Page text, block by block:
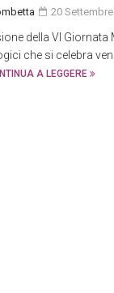
20
della VI Giornata
che si celebra
A LEGGERE